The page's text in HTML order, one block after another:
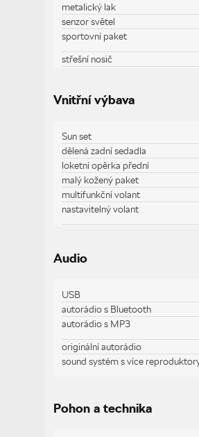
metalický lak
senzor světel
sportovní paket
střešní nosič
vyhřívaná zrcátka
Zobrazit více
Vnitřní výbava
Sun set
dělená zadní sedadla
loketní opěrka přední
malý kožený paket
multifunkční volant
nastavitelný volant
tempomat
vyhřívaný volant
Zobrazit více
Audio
USB
autorádio s Bluetooth
autorádio s MP3
originální autorádio
sound systém s více
Pohon a technika